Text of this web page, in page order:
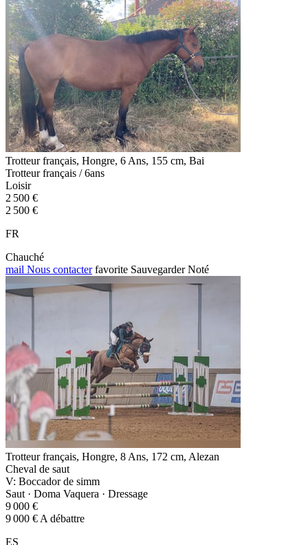
Trotteur français, Hongre, 6 Ans, 155 cm, Bai
Trotteur français / 6ans
Loisir
2 500 €
2 500 €
FR
Chauché
mail Nous contacter favorite Sauvegarder Noté
Trotteur français, Hongre, 8 Ans, 172 cm, Alezan
Cheval de saut
V: Boccador de simm
Saut · Doma Vaquera · Dressage
9 000 €
9 000 € A débattre
ES